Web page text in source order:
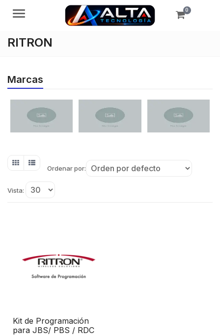
Menú 0
RITRON
Marcas
Ordenar por:
Vista:
Kit de Programación
para JBS/ PBS / RDC